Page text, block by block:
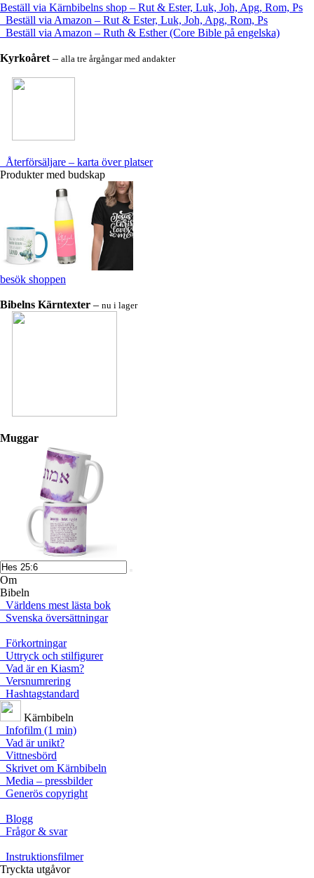
Beställ via Kärnbibelns shop – Rut & Ester, Luk, Joh, Apg, Rom, Ps
Beställ via Amazon – Rut & Ester, Luk, Joh, Apg, Rom, Ps
Beställ via Amazon – Ruth & Esther (Core Bible på engelska)
Kyrkoåret – alla tre årgångar med andakter
Återförsäljare – karta över platser
Produkter med budskap
besök shoppen
Bibelns Kärntexter – nu i lager
Muggar
Om
Bibeln
Världens mest lästa bok
Svenska översättningar
Förkortningar
Uttryck och stilfigurer
Vad är en Kiasm?
Versnumrering
Hashtagstandard
Kärnbibeln
Infofilm (1 min)
Vad är unikt?
Vittnesbörd
Skrivet om Kärnbibeln
Media – pressbilder
Generös copyright
Blogg
Frågor & svar
Instruktionsfilmer
Tryckta utgåvor